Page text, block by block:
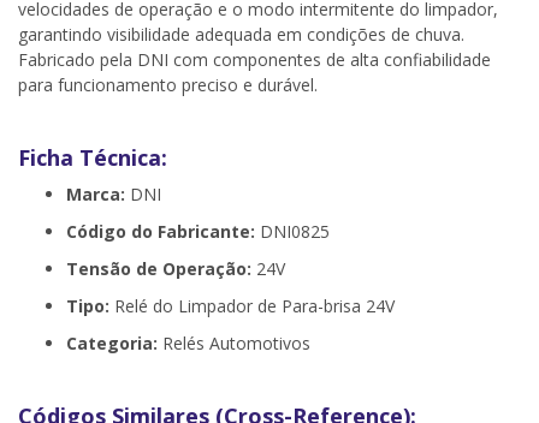
velocidades de operação e o modo intermitente do limpador,
garantindo visibilidade adequada em condições de chuva.
Fabricado pela DNI com componentes de alta confiabilidade
para funcionamento preciso e durável.
Ficha Técnica:
Marca: DNI
Código do Fabricante: DNI0825
Tensão de Operação: 24V
Tipo: Relé do Limpador de Para-brisa 24V
Categoria: Relés Automotivos
Códigos Similares (Cross-Reference):